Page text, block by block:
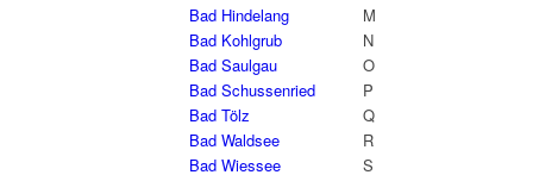
Bad Hindelang
Bad Kohlgrub
Bad Saulgau
Bad Schussenried
Bad Tölz
Bad Waldsee
Bad Wiessee
M
N
O
P
Q
R
S